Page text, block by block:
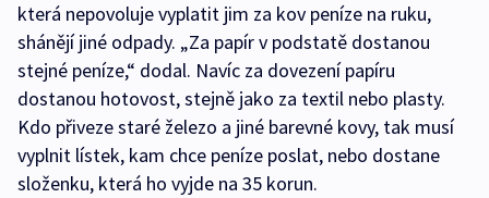
která nepovoluje vyplatit jim za kov peníze na ruku,
shánějí jiné odpady. „Za papír v podstatě dostanou
stejné peníze,“ dodal. Navíc za dovezení papíru
dostanou hotovost, stejně jako za textil nebo plasty.
Kdo přiveze staré železo a jiné barevné kovy, tak musí
vyplnit lístek, kam chce peníze poslat, nebo dostane
složenku, která ho vyjde na 35 korun.